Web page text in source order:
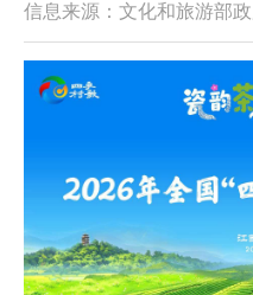
信息来源：文化和旅游部